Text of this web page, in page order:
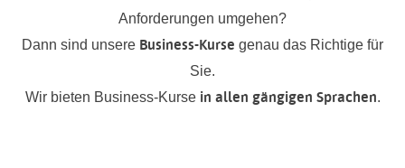
Anforderungen umgehen?
Dann sind unsere Business-Kurse genau das Richtige für
Sie.
Wir bieten Business-Kurse in allen gängigen Sprachen.